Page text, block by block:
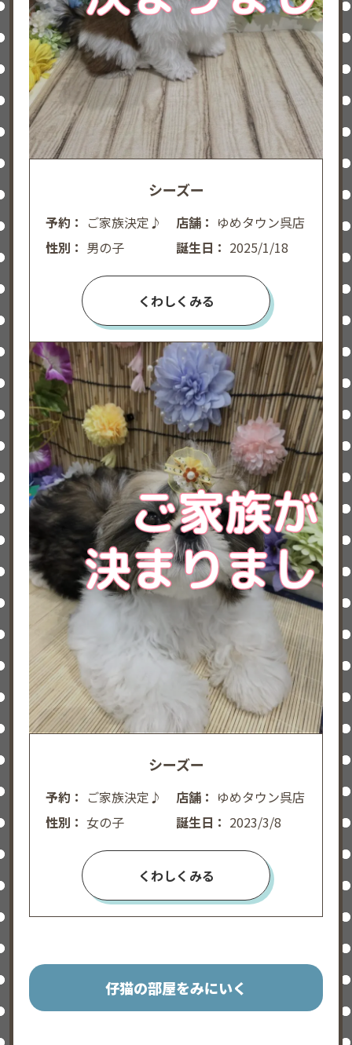
シーズー
予約： ご家族決定♪ 店舗： ゆめタウン呉店
性別： 男の子 誕生日： 2025/1/18
くわしくみる
シーズー
予約： ご家族決定♪ 店舗： ゆめタウン呉店
性別： 女の子 誕生日： 2023/3/8
くわしくみる
仔猫の部屋をみにいく